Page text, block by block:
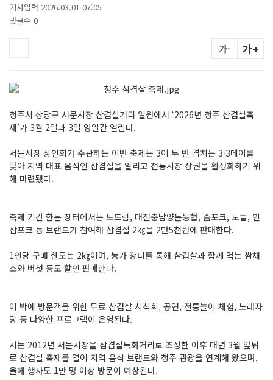
기사입력 2026.03.01 07:05
댓글수 0
가- 가+
청주시 상당구 서문시장 삼겹살거리 일원에서 ‘2026년 청주 삼겹살축
제’가 3월 2일과 3일 양일간 열린다.
서문시장 상인회가 주관하는 이번 축제는 3이 두 번 겹치는 3·3데이를
맞아 지역 대표 음식인 삼겹살을 알리고 전통시장 상권을 활성화하기 위
해 마련됐다.
축제 기간 한돈 장터에서는 도드람, 대전충남양돈농협, 숨포크, 도뜰, 인
삼포크 등 브랜드가 참여해 삼겹살 2㎏을 2만5천원에 판매한다.
1인당 구매 한도는 2㎏이며, 농가 장터를 통해 삼겹살과 함께 먹는 쌈채
소와 버섯 등도 할인 판매한다.
이 밖에 방문객을 위한 무료 삼겹살 시식회, 공연, 전통놀이 체험, 노래자
랑 등 다양한 프로그램이 운영된다.
시는 2012년 서문시장을 삼겹살특화거리로 조성한 이후 매년 3월 앞뒤
로 삼겹살 축제를 열어 지역 음식 브랜드와 청주 관광을 연계해 왔으며,
올해 행사도 1만 명 이상 방문이 예상된다.